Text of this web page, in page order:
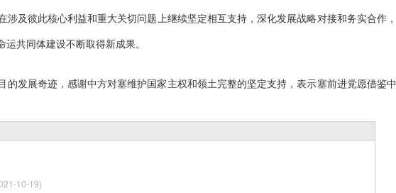
及彼此核心利益和重大关切问题上继续坚定相互支持，深化发展战略对接和务实合作，
共同体建设不断取得新成果。
发展奇迹，感谢中方对塞维护国家主权和领土完整的坚定支持，表示塞前进党愿借鉴中
10-19)